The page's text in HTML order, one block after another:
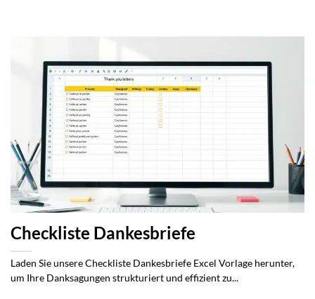
Checkliste Dankesbriefe
Laden Sie unsere Checkliste Dankesbriefe Excel Vorlage herunter,
um Ihre Danksagungen strukturiert und effizient zu...